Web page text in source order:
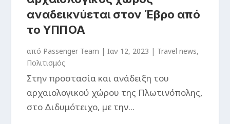
αναδεικνύεται στον Έβρο από
το ΥΠΠΟΑ
από Passenger Team |Ιαν 12, 2023 | Travel news,
Πολιτισμός
Στην προστασία και ανάδειξη του
αρχαιολογικού χώρου της Πλωτινόπολης,
στο Διδυμότειχο, με την...